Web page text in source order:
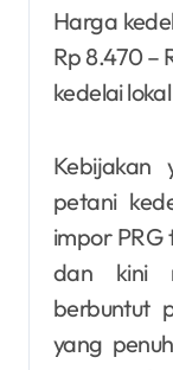
Harga
Rp 8.470 –
kedelai
Kebijakan
petani
impor
dan kini
berbuntut
yang